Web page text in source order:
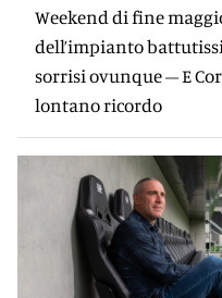
Weekend di fine
dell’impianto
sorrisi ovunque – E
lontano ricordo